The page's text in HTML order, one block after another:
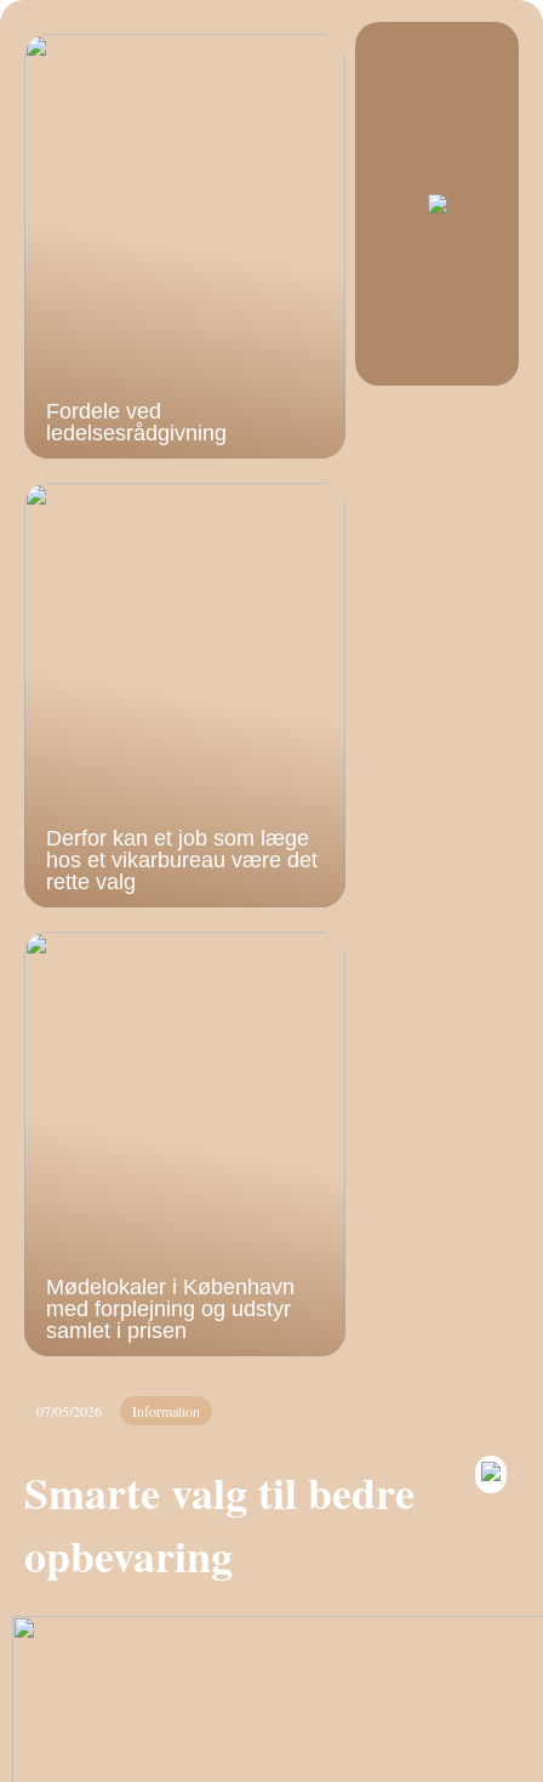
Fordele ved
ledelsesrådgivning
Derfor kan et job som læge
hos et vikarbureau være det
rette valg
Mødelokaler i København
med forplejning og udstyr
samlet i prisen
07/05/2026 Information
Smarte valg til bedre
opbevaring